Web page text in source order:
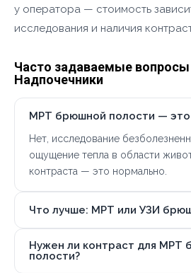
у оператора — стоимость
исследования и наличия
Часто задаваемые
Надпочечники
МРТ брюшной полости — это
Нет, исследование
ощущение тепла в области
контраста — это нормально.
Что лучше: МРТ или УЗИ
Нужен ли контраст для МРТ
полости?